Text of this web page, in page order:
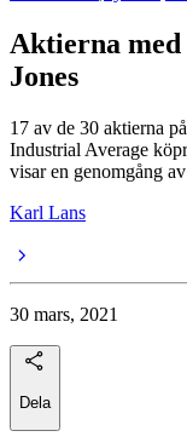
Aktierna med
Jones
17 av de 30 aktierna
Industrial Average
visar en genomgång
Karl Lans
30 mars, 2021
Dela